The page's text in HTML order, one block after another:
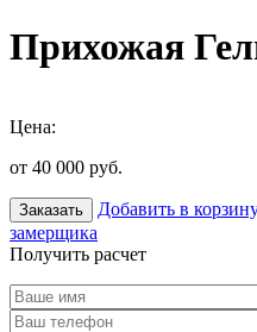
Прихожая
Цена:
от 40 000 руб.
Заказать Добавить в
замерщика
Получить расчет